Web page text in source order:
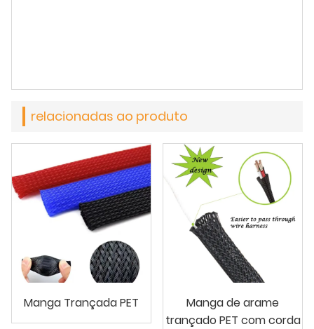
relacionadas ao produto
Manga Trançada PET
Manga de arame
trançado PET com corda